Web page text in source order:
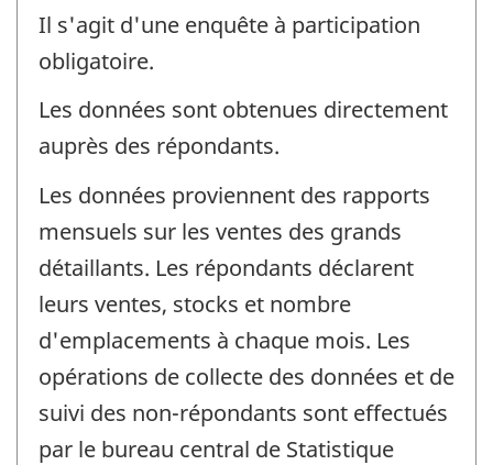
Il s'agit d'une enquête à participation
obligatoire.
Les données sont obtenues directement
auprès des répondants.
Les données proviennent des rapports
mensuels sur les ventes des grands
détaillants. Les répondants déclarent
leurs ventes, stocks et nombre
d'emplacements à chaque mois. Les
opérations de collecte des données et de
suivi des non-répondants sont effectués
par le bureau central de Statistique